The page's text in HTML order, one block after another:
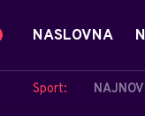
NASLOVNA
Sport: